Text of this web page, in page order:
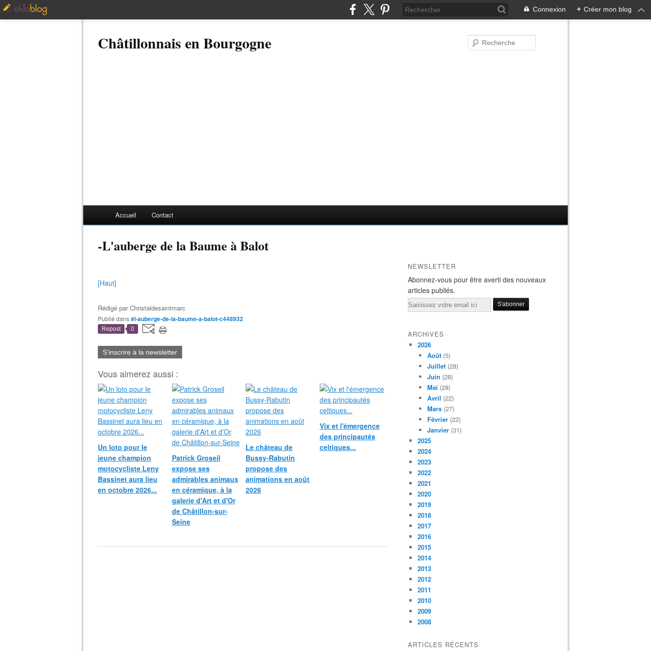
Connexion + Créer mon blog
Châtillonnais en Bourgogne
Accueil Contact
-L'auberge de la Baume à Balot
[Haut]
Rédigé parChristaldesaintmarc
Publié dans#l-auberge-de-la-baume-a-balot-c448932
Repost 0
S'inscrire à la newsletter
Vous aimerez aussi :
Un loto pour le
jeune champion
motocycliste Leny
Bassinet aura lieu
en octobre 2026...
Patrick Groseil
expose ses
admirables animaux
en céramique, à la
galerie d'Art et d'Or
de Châtillon-sur-
Seine
Le château de
Bussy-Rabutin
propose des
animations en août
2026
Vix et l'émergence
des principautés
celtiques...
NEWSLETTER
Abonnez-vous pour être averti des nouveaux
articles publiés.
Email
ARCHIVES
2026
Août (5)
Juillet (28)
Juin (28)
Mai (28)
Avril (22)
Mars (27)
Février (22)
Janvier (31)
2025
2024
2023
2022
2021
2020
2019
2018
2017
2016
2015
2014
2013
2012
2011
2010
2009
2008
ARTICLES RÉCENTS